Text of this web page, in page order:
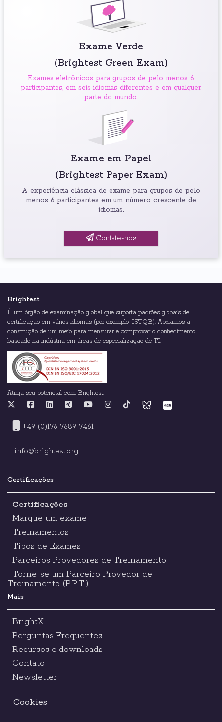
Exame Verde
(Brightest Green Exam)
Exames eletrônicos para grupos de pelo menos 6
participantes, em seis idiomas diferentes e em qualquer
parte do mundo.
Exame em Papel
(Brightest Paper Exam)
A experiência clássica de exame para grupos de pelo
menos 6 participantes em um número crescente de
idiomas.
Contate-nos
Brightest
É um órgão de examinação global que suporta padrões globais de
certificação em vários idiomas (por exemplo, ISTQB). Apoiamos a
construção de um meio para mensurar e comprovar o conhecimento
baseado na indústria em áreas de especialização de TI.
Atinja seu potencial com Brightest.
+49 (0)176 7689 7461
info@brightest.org
Certificações
Certificações
Marque um exame
Treinamentos
Tipos de Exames
Parceiros Provedores de Treinamento
Torne-se um Parceiro Provedor de
Treinamento (P.P.T.)
Mais
BrightX
Perguntas Freqüentes
Recursos e downloads
Contato
Newsletter
Cookies